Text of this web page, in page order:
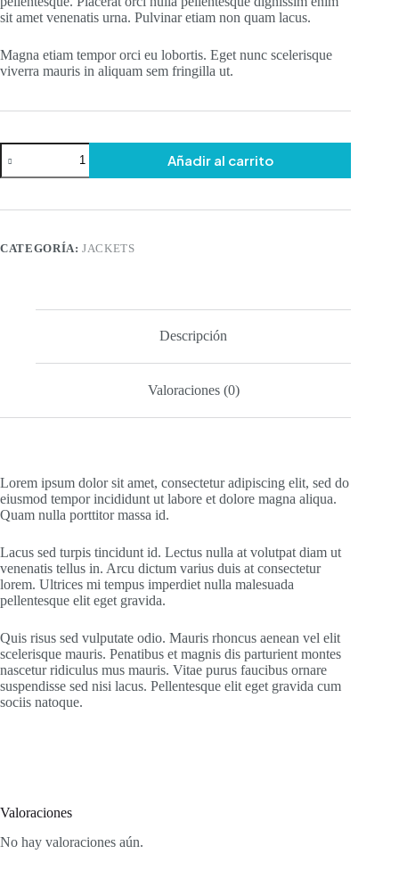
sit amet venenatis urna. Pulvinar etiam non quam lacus.
Magna etiam tempor orci eu lobortis. Eget nunc scelerisque
viverra mauris in aliquam sem fringilla ut.
Elegant
Bag
cantidad
Añadir al carrito
CATEGORÍA:JACKETS
Descripción
Valoraciones (0)
Lorem ipsum dolor sit amet, consectetur adipiscing elit, sed do
eiusmod tempor incididunt ut labore et dolore magna aliqua.
Quam nulla porttitor massa id.
Lacus sed turpis tincidunt id. Lectus nulla at volutpat diam ut
venenatis tellus in. Arcu dictum varius duis at consectetur
lorem. Ultrices mi tempus imperdiet nulla malesuada
pellentesque elit eget gravida.
Quis risus sed vulputate odio. Mauris rhoncus aenean vel elit
scelerisque mauris. Penatibus et magnis dis parturient montes
nascetur ridiculus mus mauris. Vitae purus faucibus ornare
suspendisse sed nisi lacus. Pellentesque elit eget gravida cum
sociis natoque.
Valoraciones
No hay valoraciones aún.